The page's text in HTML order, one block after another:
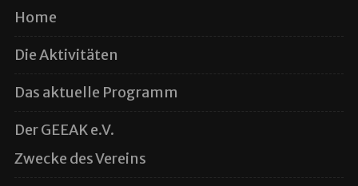
Home
Die Aktivitäten
Das aktuelle Programm
Der GEEAK e.V.
Zwecke des Vereins